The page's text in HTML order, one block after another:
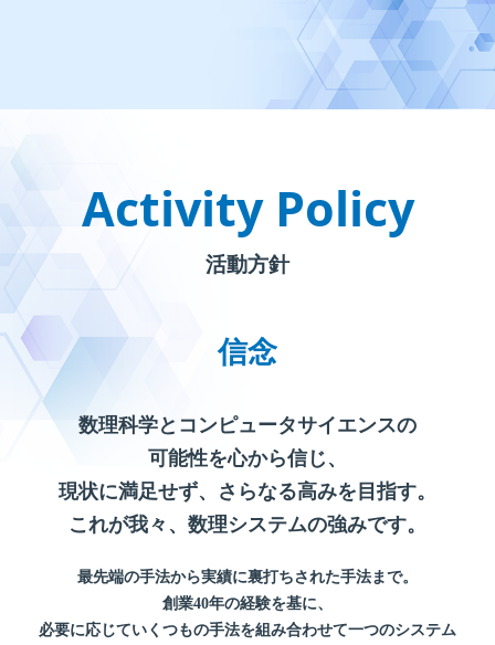
Activity Policy
活動方針
信念
数理科学とコンピュータサイエンスの
可能性を心から信じ、
現状に満足せず、さらなる高みを目指す。
これが我々、数理システムの強みです。
最先端の手法から実績に裏打ちされた手法まで。
創業40年の経験を基に、
必要に応じていくつもの手法を組み合わせて一つのシステム